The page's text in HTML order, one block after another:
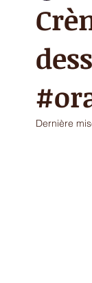
le goût de l'automne
sans gluten
Dernière